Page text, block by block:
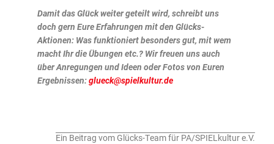
Damit das Glück weiter geteilt wird, schreibt uns
doch gern Eure Erfahrungen mit den Glücks-
Aktionen: Was funktioniert besonders gut, mit wem
macht Ihr die Übungen etc.? Wir freuen uns auch
über Anregungen und Ideen oder Fotos von Euren
Ergebnissen:glueck@spielkultur.de
Ein Beitrag vom Glücks-Team für PA/SPIELkultur e.V.